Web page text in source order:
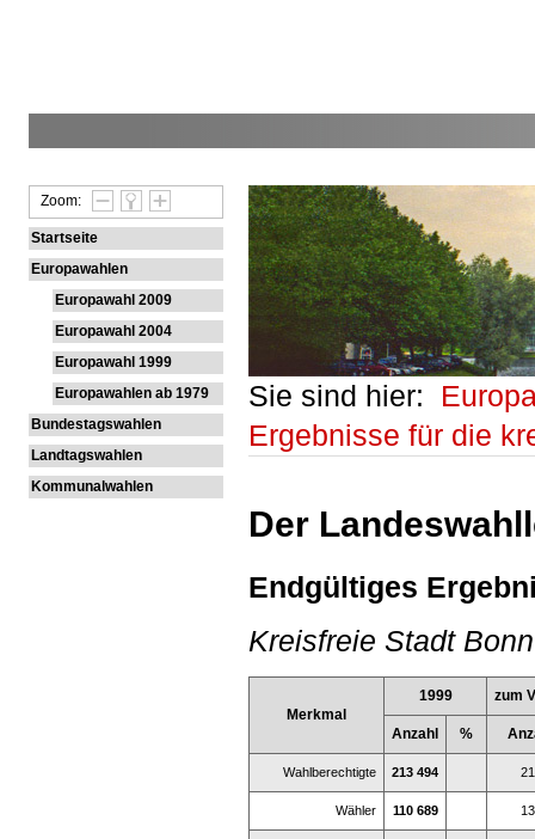
Zoom:
Startseite
Europawahlen
Europawahl 2009
Europawahl 2004
Europawahl 1999
Europawahlen ab 1979
Bundestagswahlen
Landtagswahlen
Kommunalwahlen
Sie sind hier:
Ergebnisse für die
Der
Endgültiges
Kreisfreie Stadt Bonn
Merkmal
1999 zum
Anzahl %
Wahlberechtigte 213 494
Wähler 110 689